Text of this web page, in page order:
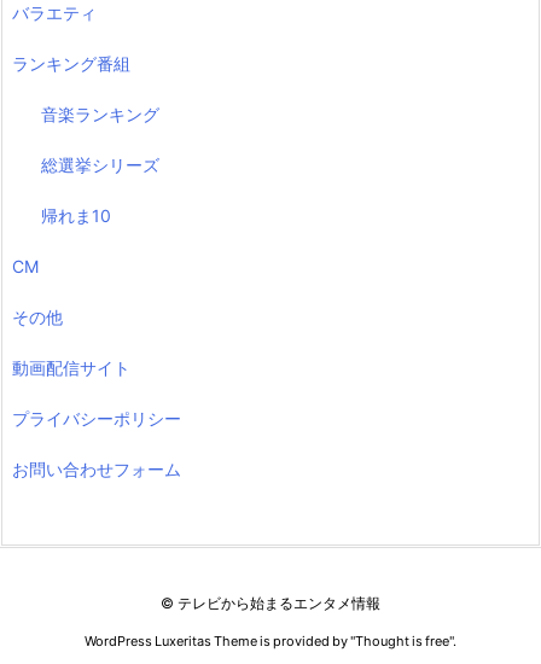
バラエティ
ランキング番組
音楽ランキング
総選挙シリーズ
帰れま10
CM
その他
動画配信サイト
プライバシーポリシー
お問い合わせフォーム
© テレビから始まるエンタメ情報
WordPress Luxeritas Theme is provided by "Thought is free".